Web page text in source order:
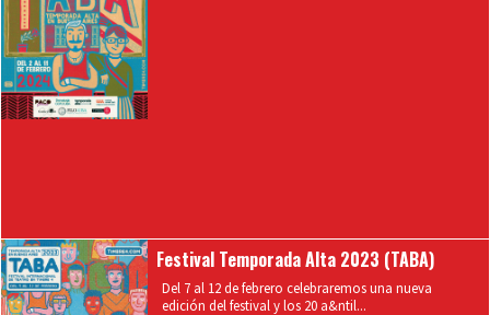
Festival Temporada Alta 2023 (TABA)
Del 7 al 12 de febrero celebraremos una nueva
edición del festival y los 20 a&ntil...